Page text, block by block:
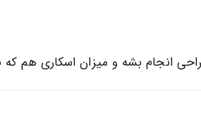
انجام بشه و میزان اسکاری هم